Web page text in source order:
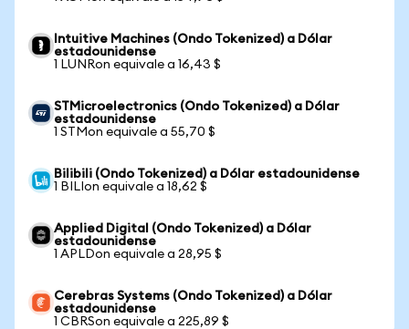
Intuitive Machines (Ondo Tokenized) a Dólar
estadounidense
1 LUNRon equivale a 16,43 $
STMicroelectronics (Ondo Tokenized) a Dólar
estadounidense
1 STMon equivale a 55,70 $
Bilibili (Ondo Tokenized) a Dólar estadounidense
1 BILIon equivale a 18,62 $
Applied Digital (Ondo Tokenized) a Dólar
estadounidense
1 APLDon equivale a 28,95 $
Cerebras Systems (Ondo Tokenized) a Dólar
estadounidense
1 CBRSon equivale a 225,89 $